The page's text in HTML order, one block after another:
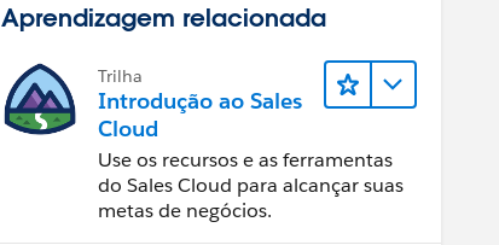
Aprendizagem relacionada
Trilha
Introdução ao Sales
Cloud
Use os recursos e as ferramentas
do Sales Cloud para alcançar suas
metas de negócios.